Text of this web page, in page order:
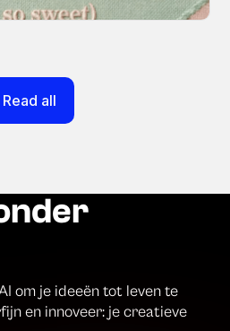
Read all
om je ideeën tot leven te
en innoveer: je creatieve